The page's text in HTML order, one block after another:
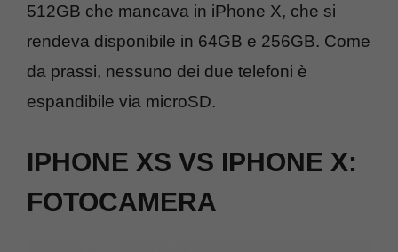
512GB che mancava in iPhone X, che si
rendeva disponibile in 64GB e 256GB. Come
da prassi, nessuno dei due telefoni è
espandibile via microSD.
IPHONE XS VS IPHONE X:
FOTOCAMERA